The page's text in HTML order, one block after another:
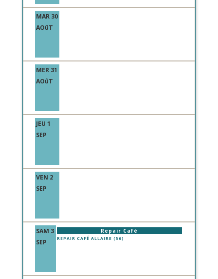
MAR 30
AOûT
MER 31
AOûT
JEU 1
SEP
VEN 2
SEP
SAM 3
SEP
Repair Café
REPAIR CAFÉ ALLAIRE (56)